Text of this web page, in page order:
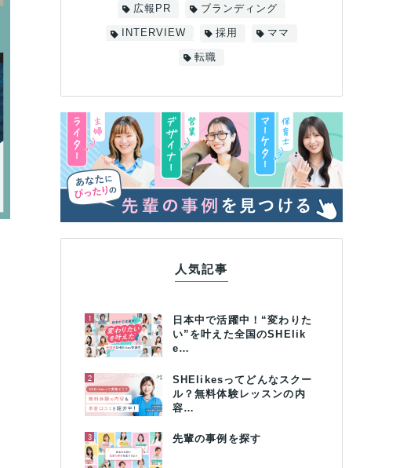
広報PR ブランディング
INTERVIEW 採用 ママ
転職
人気記事
1
日本中で活躍中！“変わりた
い”を叶えた全国のSHElik
e…
2
SHElikesってどんなスクー
ル？無料体験レッスンの内
容…
3 先輩の事例を探す